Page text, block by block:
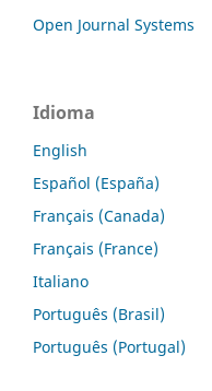
Open Journal Systems
Idioma
English
Español (España)
Français (Canada)
Français (France)
Italiano
Português (Brasil)
Português (Portugal)